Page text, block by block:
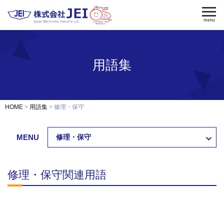
電気錠制御盤 入退室管理
納入事例
menu
用語集
HOME 用語集 修理・保守
MENU 修理・保守
修理・保守関連用語